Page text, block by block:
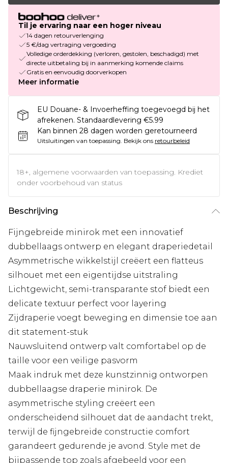
Til je ervaring naar een hoger niveau
14 dagen retourverlenging
5 €/dag vertraging vergoeding
Volledige orderdekking (verloren, gestolen, beschadigd) met
directe uitbetaling bij in aanmerking komende claims
Gratis en eenvoudig doorverkopen
Meer informatie
EU Douane- & Invoerheffing toegevoegd bij het
afrekenen. Standaardlevering €5.99
Kan binnen 28 dagen worden geretourneerd
Uitsluitingen van toepassing. Bekijk ons retourbeleid
18+, algemene voorwaarden van toepassing. Krediet
onder voorbehoud van status
Beschrijving
Fijngebreide minirok met een innovatief
dubbellaags ontwerp en elegant draperiedetail
Asymmetrische wikkelstijl creëert een flatteus
silhouet met een eigentijdse uitstraling
Lichtgewicht, semi-transparante stof biedt een
delicate textuur perfect voor layering
Zijdraperie voegt beweging en dimensie toe aan
dit statement-stuk
Nauwsluitend ontwerp valt comfortabel op de
taille voor een veilige pasvorm
Maak indruk met deze kunstzinnig ontworpen
dubbellaagse draperie minirok. De
asymmetrische styling creëert een
onderscheidend silhouet dat de aandacht trekt,
terwijl de fijngebreide constructie comfort
garandeert gedurende je avond. Style met de
bijpassende top zoals afgebeeld voor een